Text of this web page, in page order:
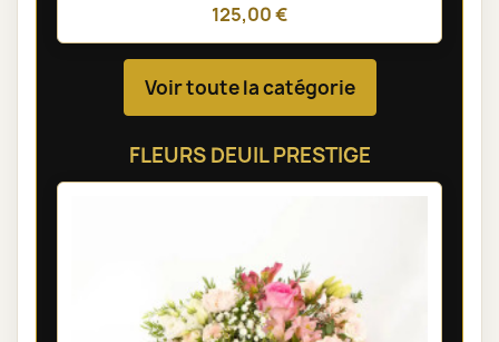
125,00 €
Voir toute la catégorie
FLEURS DEUIL PRESTIGE